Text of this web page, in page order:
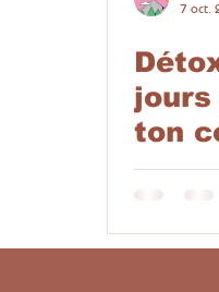
7 oct.
ton